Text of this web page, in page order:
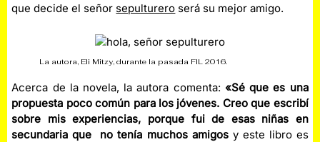
que decide el señor sepulturero será su mejor amigo.
La autora, Eli Mitzy, durante la pasada FIL 2016.
Acerca de la novela, la autora comenta: «Sé que es una
propuesta poco común para los jóvenes. Creo que escribí
sobre mis experiencias, porque fui de esas niñas en
secundaria que no tenía muchos amigosy este libro es